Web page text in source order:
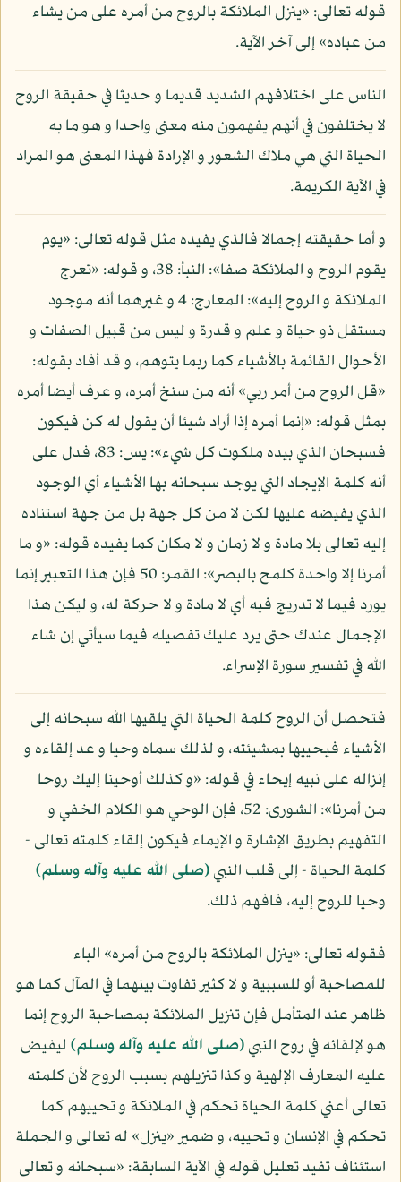
قوله تعالى: «ينزل الملائكة بالروح من أمره على من يشاء
من عباده» إلى آخر الآية.
الناس على اختلافهم الشديد قديما و حديثا في حقيقة الروح
لا يختلفون في أنهم يفهمون منه معنى واحدا و هو ما به
الحياة التي هي ملاك الشعور و الإرادة فهذا المعنى هو المراد
في الآية الكريمة.
و أما حقيقته إجمالا فالذي يفيده مثل قوله تعالى: «يوم
يقوم الروح و الملائكة صفا»: النبأ: 38، و قوله: «تعرج
الملائكة و الروح إليه»: المعارج: 4 و غيرهما أنه موجود
مستقل ذو حياة و علم و قدرة و ليس من قبيل الصفات و
الأحوال القائمة بالأشياء كما ربما يتوهم، و قد أفاد بقوله:
«قل الروح من أمر ربي» أنه من سنخ أمره، و عرف أيضا أمره
بمثل قوله: «إنما أمره إذا أراد شيئا أن يقول له كن فيكون
فسبحان الذي بيده ملكوت كل شيء»: يس: 83، فدل على
أنه كلمة الإيجاد التي يوجد سبحانه بها الأشياء أي الوجود
الذي يفيضه عليها لكن لا من كل جهة بل من جهة استناده
إليه تعالى بلا مادة و لا زمان و لا مكان كما يفيده قوله: «و ما
أمرنا إلا واحدة كلمح بالبصر»: القمر: 50 فإن هذا التعبير إنما
يورد فيما لا تدريج فيه أي لا مادة و لا حركة له، و ليكن هذا
الإجمال عندك حتى يرد عليك تفصيله فيما سيأتي إن شاء
الله في تفسير سورة الإسراء.
فتحصل أن الروح كلمة الحياة التي يلقيها الله سبحانه إلى
الأشياء فيحييها بمشيئته، و لذلك سماه وحيا و عد إلقاءه و
إنزاله على نبيه إيحاء في قوله: «و كذلك أوحينا إليك روحا
من أمرنا»: الشورى: 52، فإن الوحي هو الكلام الخفي و
التفهيم بطريق الإشارة و الإيماء فيكون إلقاء كلمته تعالى -
كلمة الحياة - إلى قلب النبي(صلى الله عليه وآله وسلم)
وحيا للروح إليه، فافهم ذلك.
فقوله تعالى: «ينزل الملائكة بالروح من أمره» الباء
للمصاحبة أو للسببية و لا كثير تفاوت بينهما في المآل كما هو
ظاهر عند المتأمل فإن تنزيل الملائكة بمصاحبة الروح إنما
هو لإلقائه في روح النبي(صلى الله عليه وآله وسلم)ليفيض
عليه المعارف الإلهية و كذا تنزيلهم بسبب الروح لأن كلمته
تعالى أعني كلمة الحياة تحكم في الملائكة و تحييهم كما
تحكم في الإنسان و تحييه، و ضمير «ينزل» له تعالى و الجملة
استئناف تفيد تعليل قوله في الآية السابقة: «سبحانه و تعالى